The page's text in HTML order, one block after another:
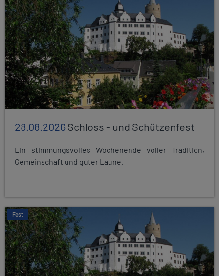
28.08.2026Schloss - und Schützenfest
Ein stimmungsvolles Wochenende voller Tradition,
Gemeinschaft und guter Laune.
Fest